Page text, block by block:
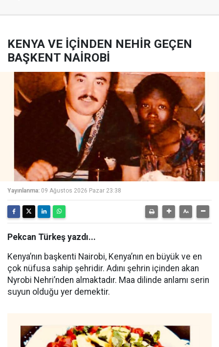
KENYA VE İÇİNDEN NEHİR GEÇEN
BAŞKENT NAİROBİ
Yayınlanma: 09 Ağustos 2026 Pazar 23:38
Pekcan Türkeş yazdı...
Kenya’nın başkenti Nairobi, Kenya’nın en büyük ve en
çok nüfusa sahip şehridir. Adını şehrin içinden akan
Nyrobi Nehri’nden almaktadır. Maa dilinde anlamı serin
suyun olduğu yer demektir.